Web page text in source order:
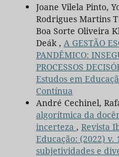
Joane Vilela Pinto,
Rodrigues Martins
Boa Sorte Oliveira
Deák , A GESTÃO
PANDÊMICO:
PROCESSOS
Estudos em
Contínua
André Cechinel,
algorítmica da
incerteza , Revista
Educação: (2022) v.
subjetividades e